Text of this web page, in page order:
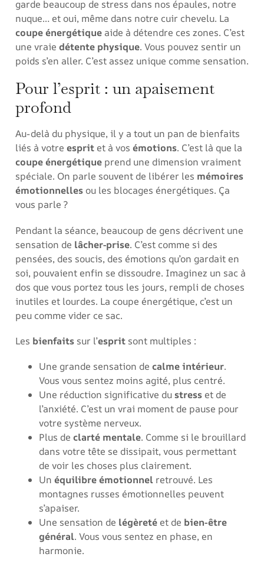
garde beaucoup de stress dans nos épaules, notre
nuque… et oui, même dans notre cuir chevelu. La
coupe énergétique aide à détendre ces zones. C’est
une vraie détente physique. Vous pouvez sentir un
poids s’en aller. C’est assez unique comme sensation.
Pour l’esprit : un apaisement
profond
Au-delà du physique, il y a tout un pan de bienfaits
liés à votre esprit et à vos émotions. C’est là que la
coupe énergétique prend une dimension vraiment
spéciale. On parle souvent de libérer les mémoires
émotionnelles ou les blocages énergétiques. Ça
vous parle ?
Pendant la séance, beaucoup de gens décrivent une
sensation de lâcher-prise. C’est comme si des
pensées, des soucis, des émotions qu’on gardait en
soi, pouvaient enfin se dissoudre. Imaginez un sac à
dos que vous portez tous les jours, rempli de choses
inutiles et lourdes. La coupe énergétique, c’est un
peu comme vider ce sac.
Les bienfaits sur l’esprit sont multiples :
Une grande sensation de calme intérieur.
Vous vous sentez moins agité, plus centré.
Une réduction significative dustress et de
l’anxiété. C’est un vrai moment de pause pour
votre système nerveux.
Plus de clarté mentale. Comme si le brouillard
dans votre tête se dissipait, vous permettant
de voir les choses plus clairement.
Un équilibre émotionnel retrouvé. Les
montagnes russes émotionnelles peuvent
s’apaiser.
Une sensation de légèreté et de bien-être
général. Vous vous sentez en phase, en
harmonie.